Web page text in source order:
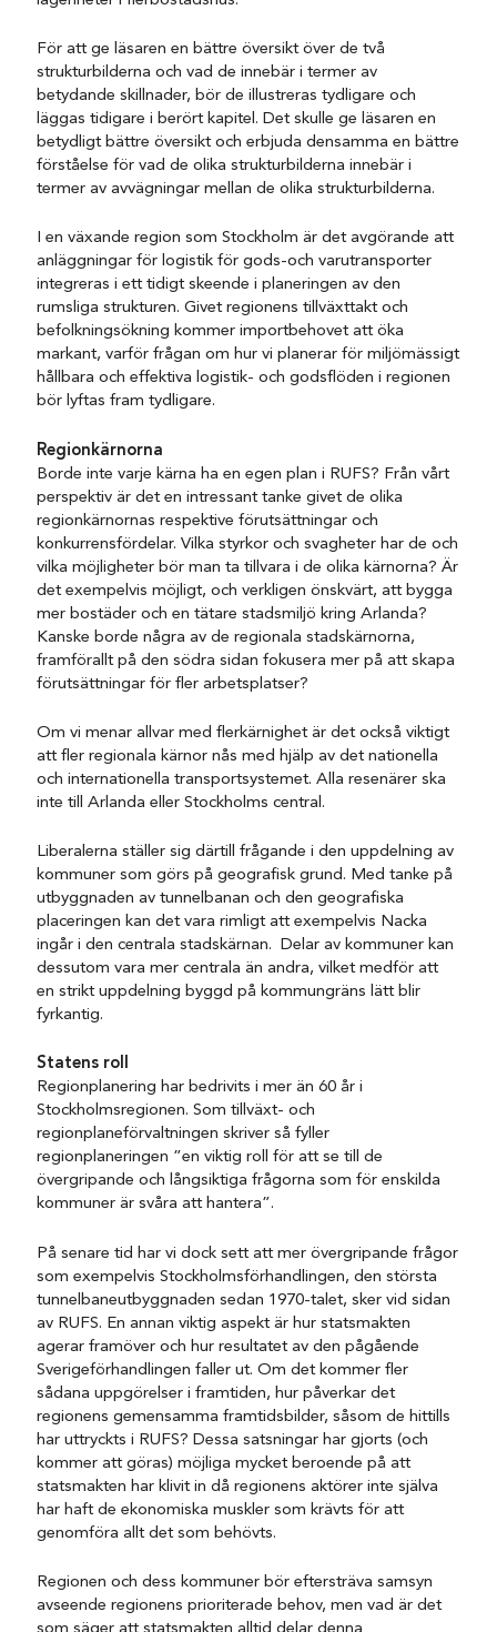
För att ge läsaren en bättre översikt över de två
strukturbilderna och vad de innebär i termer av
betydande skillnader, bör de illustreras tydligare och
läggas tidigare i berört kapitel. Det skulle ge läsaren en
betydligt bättre översikt och erbjuda densamma en bättre
förståelse för vad de olika strukturbilderna innebär i
termer av avvägningar mellan de olika strukturbilderna.
I en växande region som Stockholm är det avgörande att
anläggningar för logistik för gods-och varutransporter
integreras i ett tidigt skeende i planeringen av den
rumsliga strukturen. Givet regionens tillväxttakt och
befolkningsökning kommer importbehovet att öka
markant, varför frågan om hur vi planerar för miljömässigt
hållbara och effektiva logistik- och godsflöden i regionen
bör lyftas fram tydligare.
Regionkärnorna
Borde inte varje kärna ha en egen plan i RUFS? Från vårt
perspektiv är det en intressant tanke givet de olika
regionkärnornas respektive förutsättningar och
konkurrensfördelar. Vilka styrkor och svagheter har de och
vilka möjligheter bör man ta tillvara i de olika kärnorna? Är
det exempelvis möjligt, och verkligen önskvärt, att bygga
mer bostäder och en tätare stadsmiljö kring Arlanda?
Kanske borde några av de regionala stadskärnorna,
framförallt på den södra sidan fokusera mer på att skapa
förutsättningar för fler arbetsplatser?
Om vi menar allvar med flerkärnighet är det också viktigt
att fler regionala kärnor nås med hjälp av det nationella
och internationella transportsystemet. Alla resenärer ska
inte till Arlanda eller Stockholms central.
Liberalerna ställer sig därtill frågande i den uppdelning av
kommuner som görs på geografisk grund. Med tanke på
utbyggnaden av tunnelbanan och den geografiska
placeringen kan det vara rimligt att exempelvis Nacka
ingår i den centrala stadskärnan. Delar av kommuner kan
dessutom vara mer centrala än andra, vilket medför att
en strikt uppdelning byggd på kommungräns lätt blir
fyrkantig.
Statens roll
Regionplanering har bedrivits i mer än 60 år i
Stockholmsregionen. Som tillväxt- och
regionplaneförvaltningen skriver så fyller
regionplaneringen ”en viktig roll för att se till de
övergripande och långsiktiga frågorna som för enskilda
kommuner är svåra att hantera”.
På senare tid har vi dock sett att mer övergripande frågor
som exempelvis Stockholmsförhandlingen, den största
tunnelbaneutbyggnaden sedan 1970-talet, sker vid sidan
av RUFS. En annan viktig aspekt är hur statsmakten
agerar framöver och hur resultatet av den pågående
Sverigeförhandlingen faller ut. Om det kommer fler
sådana uppgörelser i framtiden, hur påverkar det
regionens gemensamma framtidsbilder, såsom de hittills
har uttryckts i RUFS? Dessa satsningar har gjorts (och
kommer att göras) möjliga mycket beroende på att
statsmakten har klivit in då regionens aktörer inte själva
har haft de ekonomiska muskler som krävts för att
genomföra allt det som behövts.
Regionen och dess kommuner bör eftersträva samsyn
avseende regionens prioriterade behov, men vad är det